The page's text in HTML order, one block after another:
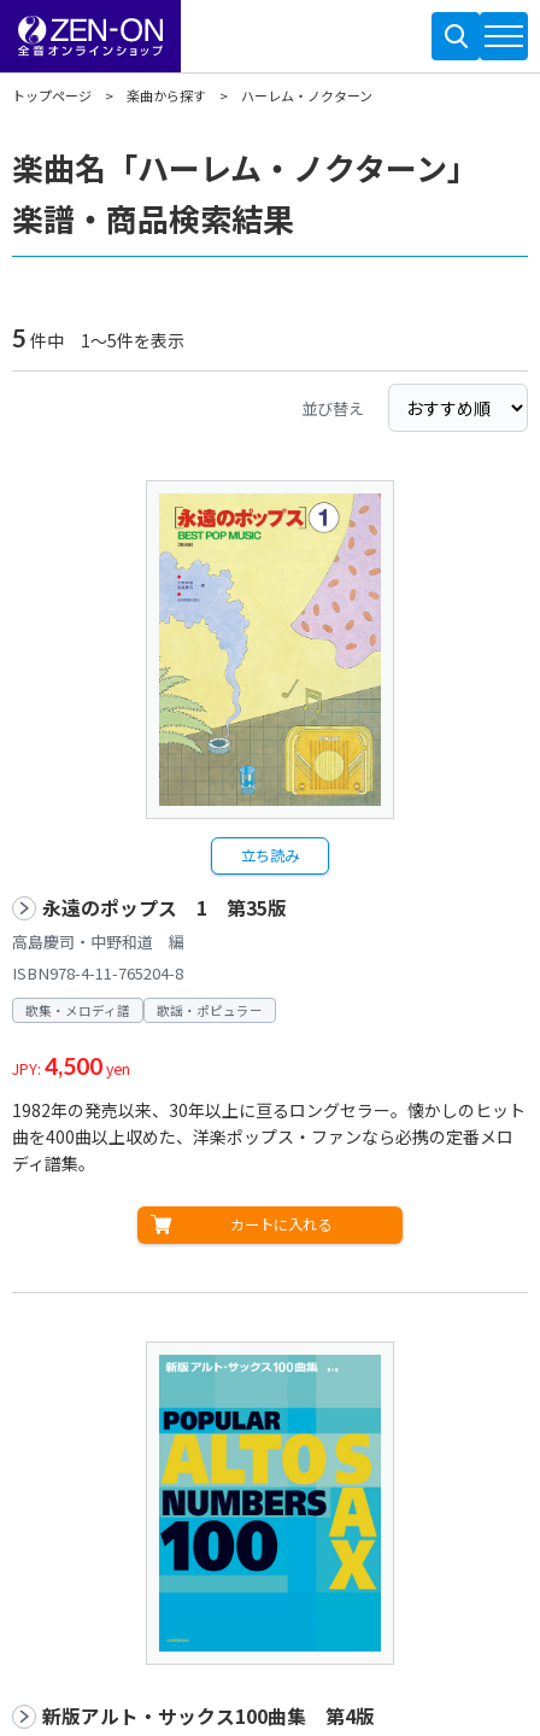
トップページ 楽曲から探す ハーレム・ノクターン
楽曲名「ハーレム・ノクターン」
楽譜・商品検索結果
5 件中 1～5件を表示
並び替え
立ち読み
永遠のポップス 1 第35版
高島慶司・中野和道 編
ISBN978-4-11-765204-8
歌集・メロディ譜 歌謡・ポピュラー
JPY: 4,500yen
1982年の発売以来、30年以上に亘るロングセラー。懐かしのヒット
曲を400曲以上収めた、洋楽ポップス・ファンなら必携の定番メロ
ディ譜集。
カートに入れる
新版アルト・サックス100曲集 第4版